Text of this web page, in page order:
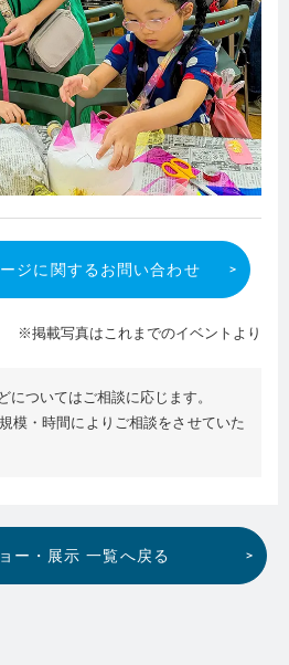
ジに関するお問い合わせ
※掲載写真はこれまでのイベントより
についてはご相談に応じます。
模・時間によりご相談をさせていた
ー・展示 一覧へ戻る